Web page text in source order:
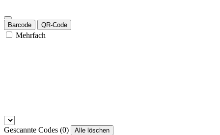
Barcode QR-Code
Mehrfach
Gescannte Codes (0)
Alle löschen